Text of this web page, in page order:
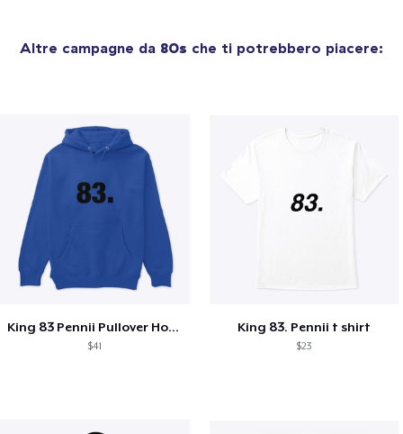
Altre campagne da 80s che ti potrebbero piacere:
King 83 Pennii Pullover Hoodie
$41
King 83. Pennii t shirt
$23